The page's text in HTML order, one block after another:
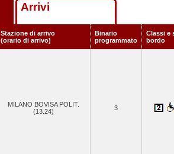
Arrivi
Stazione di arrivo
(orario di arrivo)
Binario
programmato
Classi e
bordo
MILANO BOVISA POLIT.
(13.24)
3